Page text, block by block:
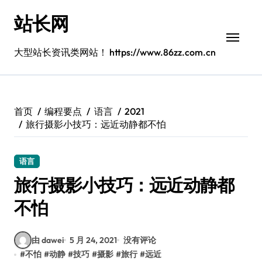
站长网
大型站长资讯类网站！ https://www.86zz.com.cn
首页 编程要点 语言
2021
旅行摄影小技巧：远近动静都不怕
语言
旅行摄影小技巧：远近动静都
不怕
由 dawei 5 月 24, 2021 没有评论
#不怕 #动静 #技巧 #摄影 #旅行 #远近